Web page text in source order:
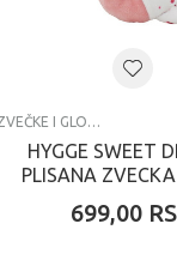
ZVEČKE I GLODALICE
HYGGE SWEET
PLISANA
699,00